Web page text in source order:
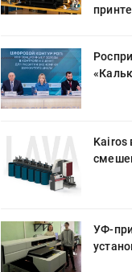
Kairos
УФ-